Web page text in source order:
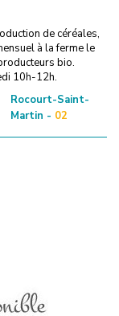
de céréales,
à la ferme le
bio.
10h-12h.
Rocourt-Saint-
Martin - 02